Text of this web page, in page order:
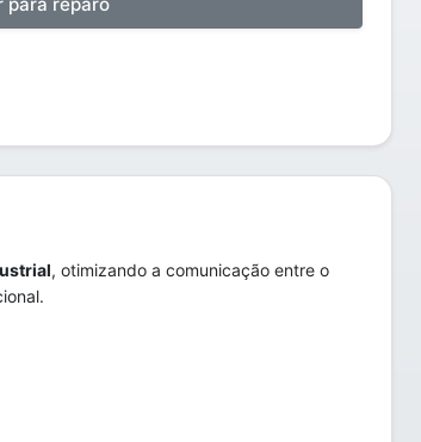
, otimizando a comunicação entre o